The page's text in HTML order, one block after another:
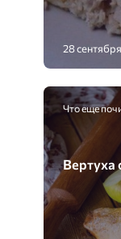
28
Что еще
Вертуха